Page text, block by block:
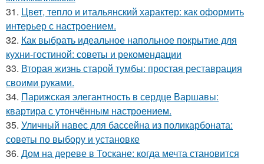
31. Цвет, тепло и итальянский характер: как оформить
интерьер с настроением.
32. Как выбрать идеальное напольное покрытие для
кухни-гостиной: советы и рекомендации
33. Вторая жизнь старой тумбы: простая реставрация
своими руками.
34. Парижская элегантность в сердце Варшавы:
квартира с утончённым настроением.
35. Уличный навес для бассейна из поликарбоната:
советы по выбору и установке
36. Дом на дереве в Тоскане: когда мечта становится